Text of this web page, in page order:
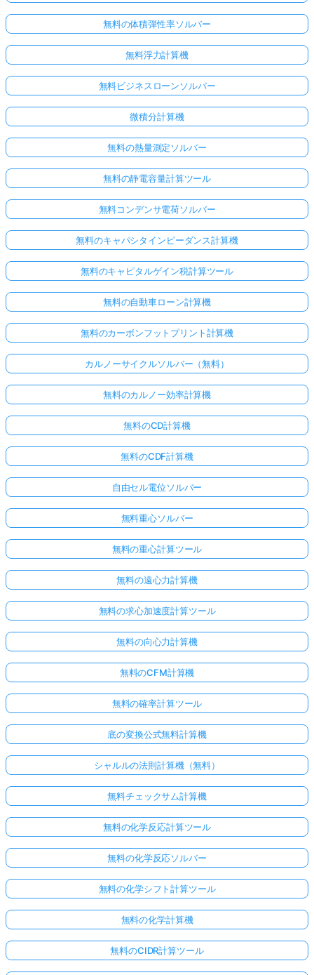
無料の体積弾性率ソルバー
無料浮力計算機
無料ビジネスローンソルバー
微積分計算機
無料の熱量測定ソルバー
無料の静電容量計算ツール
無料コンデンサ電荷ソルバー
無料のキャパシタインピーダンス計算機
無料のキャピタルゲイン税計算ツール
無料の自動車ローン計算機
無料のカーボンフットプリント計算機
カルノーサイクルソルバー（無料）
無料のカルノー効率計算機
無料のCD計算機
無料のCDF計算機
自由セル電位ソルバー
無料重心ソルバー
無料の重心計算ツール
無料の遠心力計算機
無料の求心加速度計算ツール
無料の向心力計算機
無料のCFM計算機
無料の確率計算ツール
底の変換公式無料計算機
シャルルの法則計算機（無料）
無料チェックサム計算機
無料の化学反応計算ツール
無料の化学反応ソルバー
無料の化学シフト計算ツール
無料の化学計算機
無料のCIDR計算ツール